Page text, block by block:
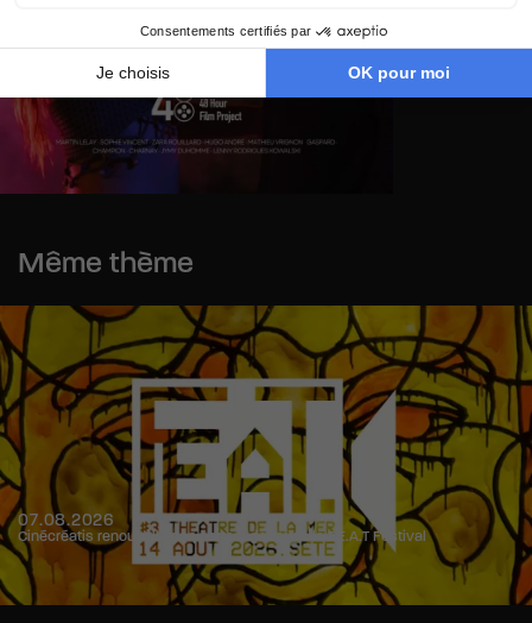
Même thème
07.08.2026
Cinécréatis renouvelle son partenariat avec le F.E.A.T Festival